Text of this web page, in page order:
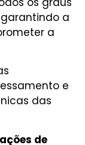
a
a
e
das
de